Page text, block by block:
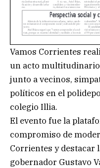
Vamos Corrientes
un acto multitudinario
junto a vecinos,
políticos en el
colegio Illia.
El evento fue la
compromiso de
Corrientes y destacar
gobernador Gustavo